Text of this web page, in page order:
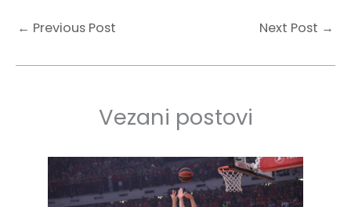
← Previous Post Next Post →
Vezani postovi